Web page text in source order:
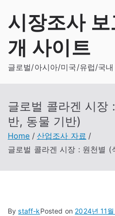
content
시장조사
개 사이트
글로벌/아시아/미국/유럽/국
글로벌 콜라겐 시장
반, 동물 기반)
Home
산업조사 자료
글로벌 콜라겐 시장 : 원천별 (
Bystaff-kPosted on 2024년 11